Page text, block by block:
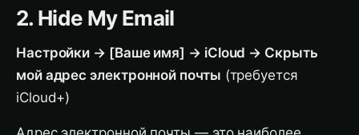
2. Hide My Email
Настройки → [Ваше имя] → iCloud → Скрыть
мой адрес электронной почты (требуется
iCloud+)